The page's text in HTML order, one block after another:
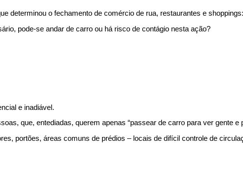
determinou o fechamento de comércio de rua, restaurantes e
pode-se andar de carro ou há risco de contágio nesta ação?
e inadiável.
que, entediadas, querem apenas “passear de carro para ver gente e
portões, áreas comuns de prédios – locais de difícil controle de